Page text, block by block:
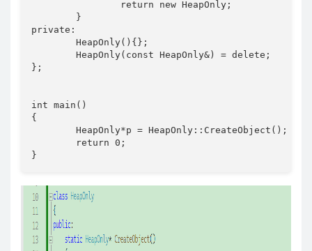
private:
};
int main()
{
}